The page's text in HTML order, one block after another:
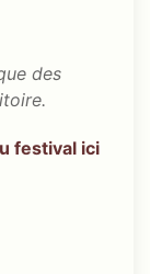
des
festival ici